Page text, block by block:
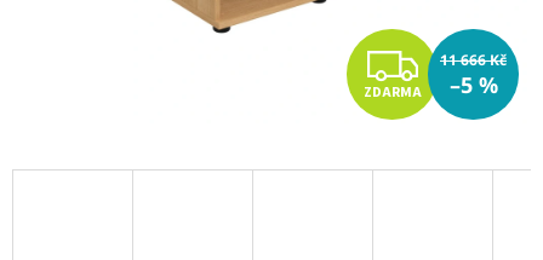
Z
D
A
ZDARMA
11 666 Kč
–5 %